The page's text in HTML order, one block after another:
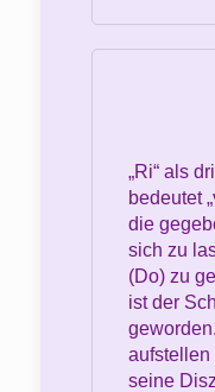
„Ri“ als
bedeutet
die
sich zu
(Do) zu
ist der
aufstellen
seine